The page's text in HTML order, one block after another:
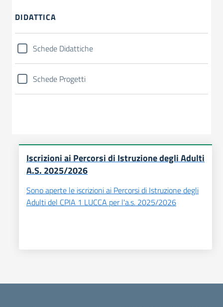
DIDATTICA
Schede Didattiche
Schede Progetti
Iscrizioni ai Percorsi di Istruzione degli Adulti
A.S. 2025/2026
Sono aperte le iscrizioni ai Percorsi di Istruzione degli
Adulti del CPIA 1 LUCCA per l'a.s. 2025/2026